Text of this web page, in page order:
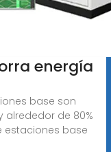
energía
base son
de 80%
estaciones base